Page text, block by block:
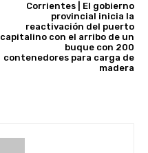
Corrientes | El gobierno
provincial inicia la
reactivación del puerto
capitalino con el arribo de un
buque con 200
contenedores para carga de
madera